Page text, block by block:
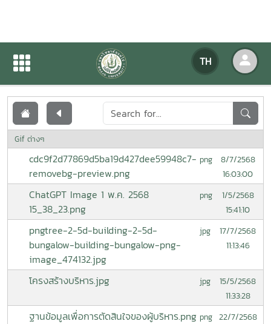
TH
เอกสารเผยแพร่
Gif ต่างๆ
cdc9f2d77869d5ba19d427dee59948c7-
removebg-preview.png
png
8/7/2568
16:03:00
ChatGPT Image 1 พ.ค. 2568
15_38_23.png
png
1/5/2568
15:41:10
pngtree-2-5d-building-2-5d-
bungalow-building-bungalow-png-
image_474132.jpg
jpg
17/7/2568
11:13:46
โครงสร้างบริหาร.jpg jpg
15/5/2568
11:33:28
ฐานข้อมูลเพื่อการตัดสินใจของผู้บริหาร.png png 22/7/2568